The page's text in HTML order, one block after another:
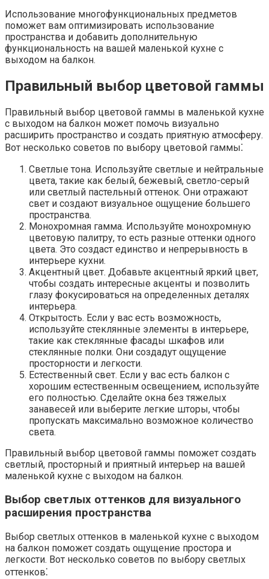
Использование многофункциональных предметов
поможет вам оптимизировать использование
пространства и добавить дополнительную
функциональность на вашей маленькой кухне с
выходом на балкон.
Правильный выбор цветовой гаммы
Правильный выбор цветовой гаммы в маленькой кухне
с выходом на балкон может помочь визуально
расширить пространство и создать приятную атмосферу.​
Вот несколько советов по выбору цветовой гаммы⁚
Светлые тона.​ Используйте светлые и нейтральные
цвета, такие как белый, бежевый, светло-серый
или светлый пастельный оттенок.​ Они отражают
свет и создают визуальное ощущение большего
пространства.​
Монохромная гамма.​ Используйте монохромную
цветовую палитру, то есть разные оттенки одного
цвета.​ Это создаст единство и непрерывность в
интерьере кухни.​
Акцентный цвет.​ Добавьте акцентный яркий цвет,
чтобы создать интересные акценты и позволить
глазу фокусироваться на определенных деталях
интерьера.​
Открытость.​ Если у вас есть возможность,
используйте стеклянные элементы в интерьере,
такие как стеклянные фасады шкафов или
стеклянные полки. Они создадут ощущение
просторности и легкости.​
Естественный свет. Если у вас есть балкон с
хорошим естественным освещением, используйте
его полностью.​ Сделайте окна без тяжелых
занавесей или выберите легкие шторы, чтобы
пропускать максимально возможное количество
света.​
Правильный выбор цветовой гаммы поможет создать
светлый, просторный и приятный интерьер на вашей
маленькой кухне с выходом на балкон.​
Выбор светлых оттенков для визуального
расширения пространства
Выбор светлых оттенков в маленькой кухне с выходом
на балкон поможет создать ощущение простора и
легкости.​ Вот несколько советов по выбору светлых
оттенков⁚